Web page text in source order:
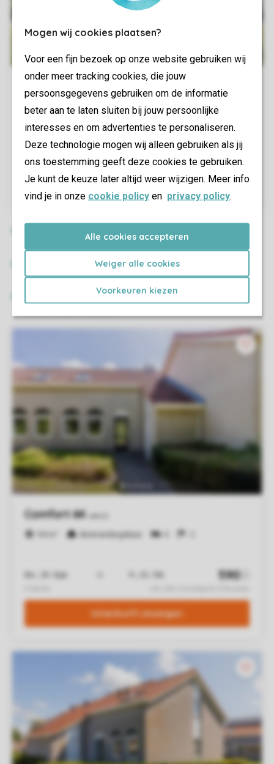
Mogen wij cookies plaatsen?
Voor een fijn bezoek op onze website gebruiken wij
onder meer tracking cookies, die jouw
persoonsgegevens gebruiken om de informatie
beter aan te laten sluiten bij jouw persoonlijke
interesses en om advertenties te personaliseren.
Deze technologie mogen wij alleen gebruiken als jij
ons toestemming geeft deze cookies te gebruiken.
Je kunt de keuze later altijd weer wijzigen. Meer info
vind je in onze cookie policy en privacy policy.
Alle cookies accepteren
Weiger alle cookies
Voorkeuren kiezen